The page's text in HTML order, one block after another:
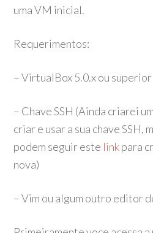
uma VM inicial.
Requerimentos:
– VirtualBox 5.0.x ou superior
– Chave SSH (Ainda criarei
criar e usar a sua chave SSH,
podem seguir este linkpara
nova)
– Vim ou algum outro editor